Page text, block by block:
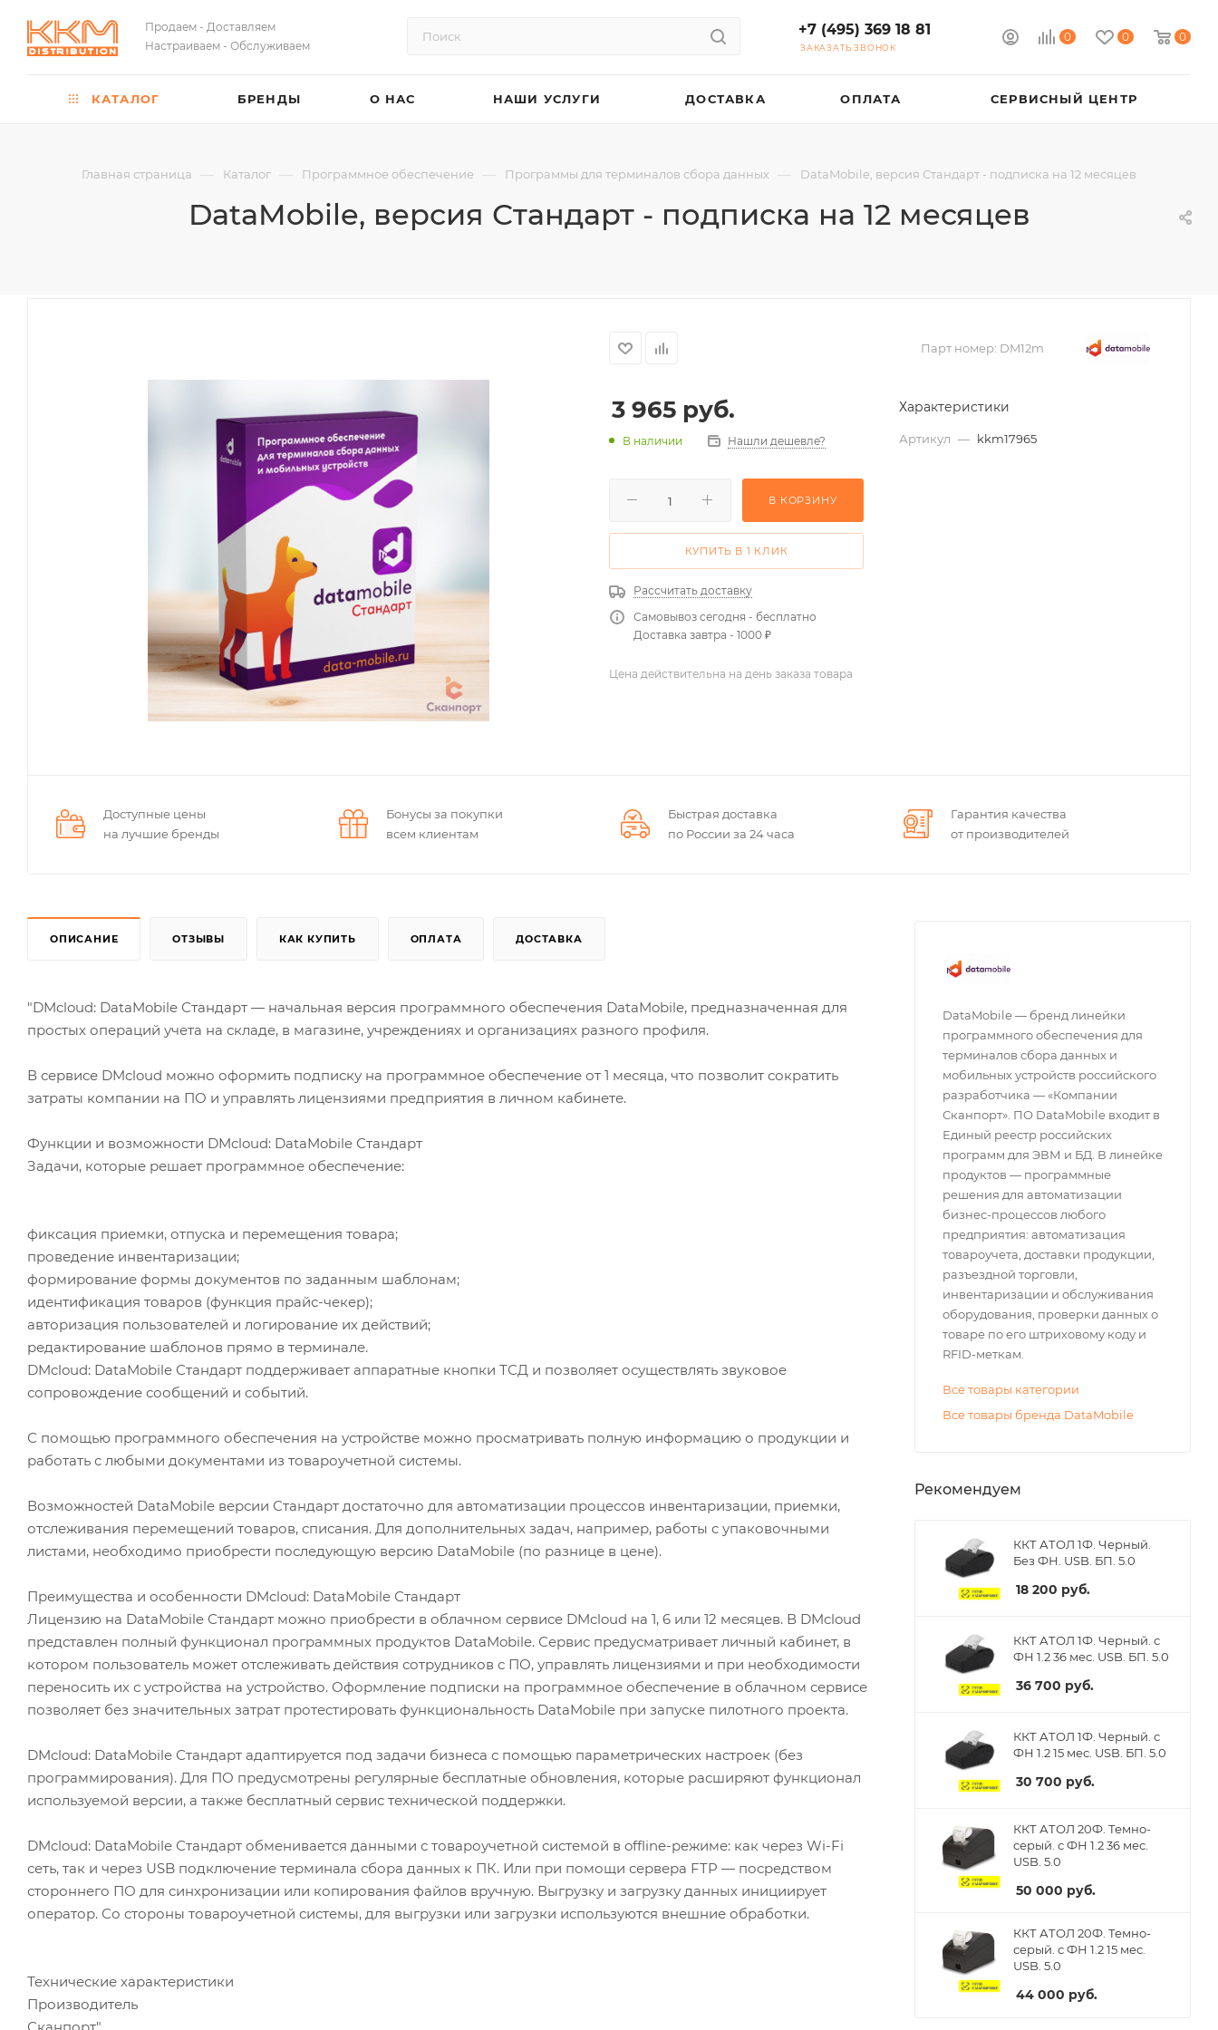
Продаем - Доставляем
Настраиваем - Обслуживаем
0 0 0
+7 (495) 369 18 81
ЗАКАЗАТЬ ЗВОНОК
КАТАЛОГ БРЕНДЫ О НАС НАШИ УСЛУГИ ДОСТАВКА ОПЛАТА СЕРВИСНЫЙ ЦЕНТР
Главная страница — Каталог — Программное обеспечение — Программы для терминалов сбора данных — DataMobile, версия Стандарт - подписка на 12 месяцев
DataMobile, версия Стандарт - подписка на 12 месяцев
Парт номер: DM12m
3 965 руб.
В наличии Нашли дешевле?
В КОРЗИНУ
КУПИТЬ В 1 КЛИК
Рассчитать доставку
Самовывоз сегодня - бесплатно
Доставка завтра - 1000 ₽
Характеристики
Артикул — kkm17965
Цена действительна на день заказа товара
Доступные цены
на лучшие бренды
Бонусы за покупки
всем клиентам
Быстрая доставка
по России за 24 часа
Гарантия качества
от производителей
ОПИСАНИЕ ОТЗЫВЫ КАК КУПИТЬ ОПЛАТА ДОСТАВКА
"DMcloud: DataMobile Стандарт — начальная версия программного обеспечения DataMobile, предназначенная для
простых операций учета на складе, в магазине, учреждениях и организациях разного профиля.
В сервисе DMcloud можно оформить подписку на программное обеспечение от 1 месяца, что позволит сократить
затраты компании на ПО и управлять лицензиями предприятия в личном кабинете.
Функции и возможности DMcloud: DataMobile Стандарт
Задачи, которые решает программное обеспечение:
фиксация приемки, отпуска и перемещения товара;
проведение инвентаризации;
формирование формы документов по заданным шаблонам;
идентификация товаров (функция прайс-чекер);
авторизация пользователей и логирование их действий;
редактирование шаблонов прямо в терминале.
DMcloud: DataMobile Стандарт поддерживает аппаратные кнопки ТСД и позволяет осуществлять звуковое
сопровождение сообщений и событий.
С помощью программного обеспечения на устройстве можно просматривать полную информацию о продукции и
работать с любыми документами из товароучетной системы.
Возможностей DataMobile версии Стандарт достаточно для автоматизации процессов инвентаризации, приемки,
отслеживания перемещений товаров, списания. Для дополнительных задач, например, работы с упаковочными
листами, необходимо приобрести последующую версию DataMobile (по разнице в цене).
Преимущества и особенности DMcloud: DataMobile Стандарт
Лицензию на DataMobile Стандарт можно приобрести в облачном сервисе DMcloud на 1, 6 или 12 месяцев. В DMcloud
представлен полный функционал программных продуктов DataMobile. Сервис предусматривает личный кабинет, в
котором пользователь может отслеживать действия сотрудников с ПО, управлять лицензиями и при необходимости
переносить их с устройства на устройство. Оформление подписки на программное обеспечение в облачном сервисе
позволяет без значительных затрат протестировать функциональность DataMobile при запуске пилотного проекта.
DMcloud: DataMobile Стандарт адаптируется под задачи бизнеса с помощью параметрических настроек (без
программирования). Для ПО предусмотрены регулярные бесплатные обновления, которые расширяют функционал
используемой версии, а также бесплатный сервис технической поддержки.
DMcloud: DataMobile Стандарт обменивается данными с товароучетной системой в offline-режиме: как через Wi-Fi
сеть, так и через USB подключение терминала сбора данных к ПК. Или при помощи сервера FTP — посредством
стороннего ПО для синхронизации или копирования файлов вручную. Выгрузку и загрузку данных инициирует
оператор. Со стороны товароучетной системы, для выгрузки или загрузки используются внешние обработки.
Технические характеристики
Производитель
DataMobile — бренд линейки
программного обеспечения для
терминалов сбора данных и
мобильных устройств российского
разработчика — «Компании
Сканпорт». ПО DataMobile входит в
Единый реестр российских
программ для ЭВМ и БД. В линейке
продуктов — программные
решения для автоматизации
бизнес-процессов любого
предприятия: автоматизация
товароучета, доставки продукции,
разъездной торговли,
инвентаризации и обслуживания
оборудования, проверки данных о
товаре по его штриховому коду и
RFID-меткам.
Все товары категории
Все товары бренда DataMobile
Рекомендуем
ККТ АТОЛ 1Ф. Черный.
Без ФН. USB. БП. 5.0
18 200 руб.
ККТ АТОЛ 1Ф. Черный. с
ФН 1.2 36 мес. USB. БП. 5.0
36 700 руб.
ККТ АТОЛ 1Ф. Черный. с
ФН 1.2 15 мес. USB. БП. 5.0
30 700 руб.
ККТ АТОЛ 20Ф. Темно-
серый. с ФН 1.2 36 мес.
USB. 5.0
50 000 руб.
ККТ АТОЛ 20Ф. Темно-
серый. с ФН 1.2 15 мес.
USB. 5.0
44 000 руб.